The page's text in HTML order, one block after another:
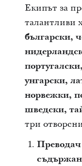
Екипът за
талантливи
български,
унгарски,
норвежки,
шведски,
три